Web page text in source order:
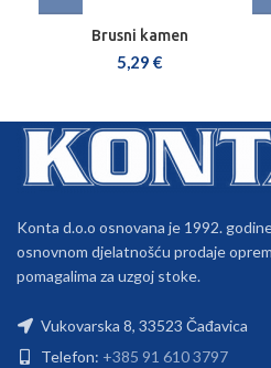
Brusni kamen
5,29 €
Konta d.o.o osnovana je 1992.
osnovnom djelatnošću prodaje
pomagalima za uzgoj stoke.
Vukovarska 8, 33523 Čađavica
Telefon: +385 91 610 3797